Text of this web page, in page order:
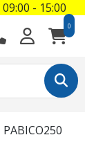
0
PABICO250
09:00 - 15:00